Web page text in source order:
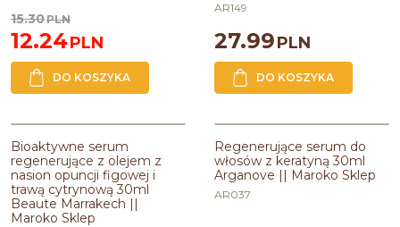
15.30PLN
12.24PLN
DO KOSZYKA
AR149
27.99PLN
DO KOSZYKA
Bioaktywne serum
regenerujące z olejem z
nasion opuncji figowej i
trawą cytrynową 30ml
Beaute Marrakech ||
Maroko Sklep
Regenerujące serum do
włosów z keratyną 30ml
Arganove || Maroko Sklep
AR037